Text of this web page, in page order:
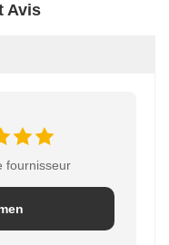
Avis
fournisseur